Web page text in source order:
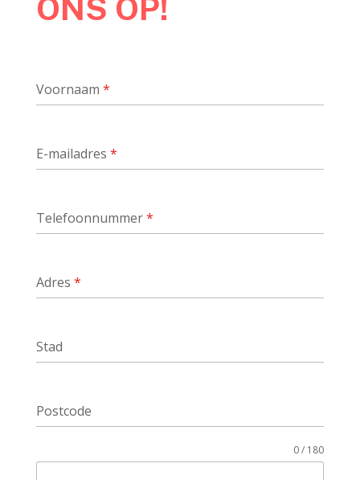
ONS OP!
Voornaam *
E-mailadres *
Telefoonnummer*
Adres *
Stad
Postcode
0 / 180